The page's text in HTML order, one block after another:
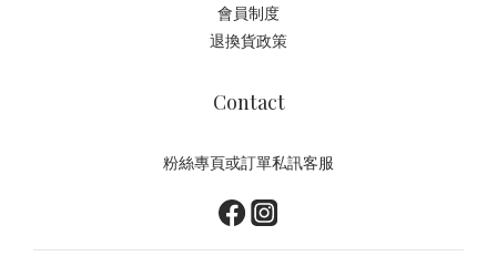
會員制度
退換貨政策
Contact
粉絲專頁或訂單私訊客服